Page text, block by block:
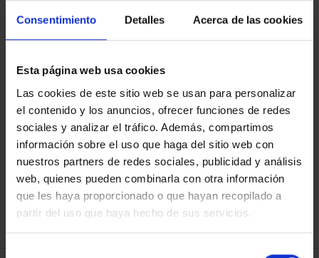
Consentimiento Detalles Acerca de las cookies
Esta página web usa cookies
Las cookies de este sitio web se usan para personalizar
el contenido y los anuncios, ofrecer funciones de redes
sociales y analizar el tráfico. Además, compartimos
información sobre el uso que haga del sitio web con
nuestros partners de redes sociales, publicidad y análisis
web, quienes pueden combinarla con otra información
que les haya proporcionado o que hayan recopilado a
partir del uso que haya hecho de sus servicios.
ORDENAR POR:
REFINAR